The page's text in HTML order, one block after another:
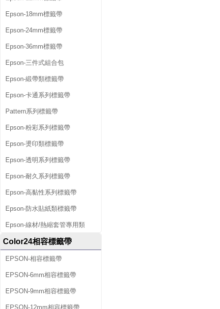
Epson-18mm標籤帶
Epson-24mm標籤帶
Epson-36mm標籤帶
Epson-三件式組合包
Epson-緞帶類標籤帶
Epson-卡通系列標籤帶
Pattern系列標籤帶
Epson-粉彩系列標籤帶
Epson-燙印類標籤帶
Epson-透明系列標籤帶
Epson-耐久系列標籤帶
Epson-高黏性系列標籤帶
Epson-防水貼紙類標籤帶
Epson-線材/熱縮套管專用類
Color24相容標籤帶
EPSON-相容標籤帶
EPSON-6mm相容標籤帶
EPSON-9mm相容標籤帶
EPSON-12mm相容標籤帶